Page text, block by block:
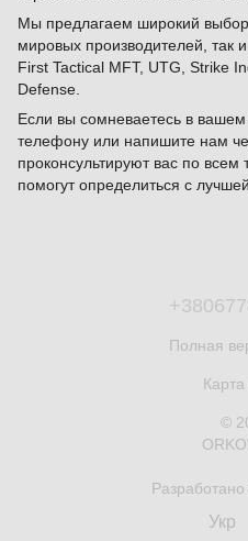
Мы предлагаем широкий выбор
мировых производителей, так
First Tactical MFT, UTG, Strike
Defense.
Если вы сомневаетесь в
телефону или напишите нам
проконсультируют вас по всем
помогут определиться с
Полная
Карта
©
Разработано
Укр